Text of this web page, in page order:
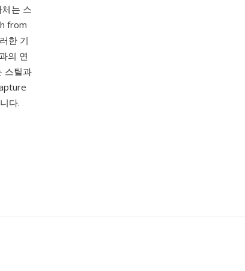
는 스
from
한 기
의 연
스틸과
다.